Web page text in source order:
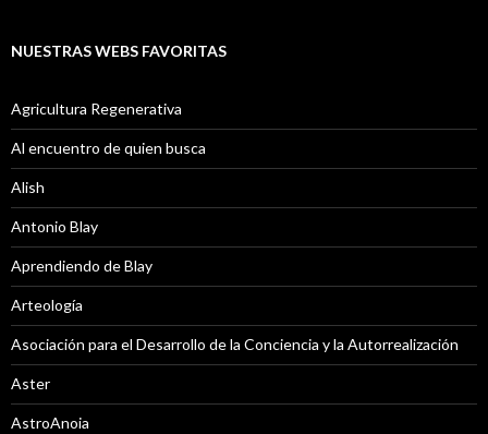
NUESTRAS WEBS FAVORITAS
Agricultura Regenerativa
Al encuentro de quien busca
Alish
Antonio Blay
Aprendiendo de Blay
Arteología
Asociación para el Desarrollo de la Conciencia y la Autorrealización
Aster
AstroAnoia